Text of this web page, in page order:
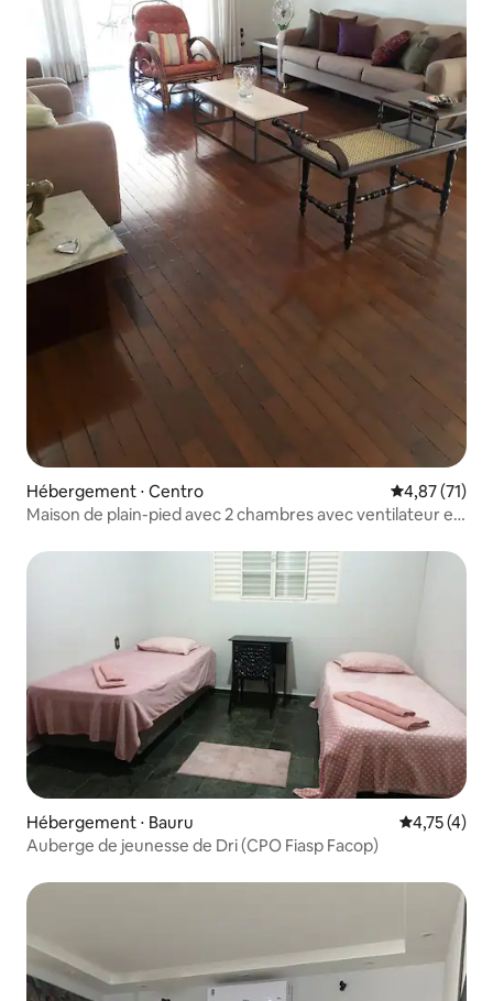
Hébergement ⋅ Centro Évaluation
4,87 (71)
Maison de plain-pied avec 2 chambres avec ventilateur et
Hébergement ⋅ Bauru Évaluation
4,75 (4)
Auberge de jeunesse de Dri (CPO Fiasp Facop)